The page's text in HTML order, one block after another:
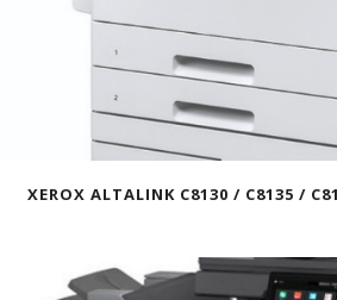
XEROX ALTALINK C8130 / C8135 /